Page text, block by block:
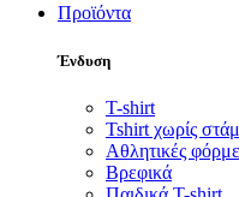
Προϊόντα
Ένδυση
T-shirt
Tshirt χωρίς
Αθλητικές
Βρεφικά